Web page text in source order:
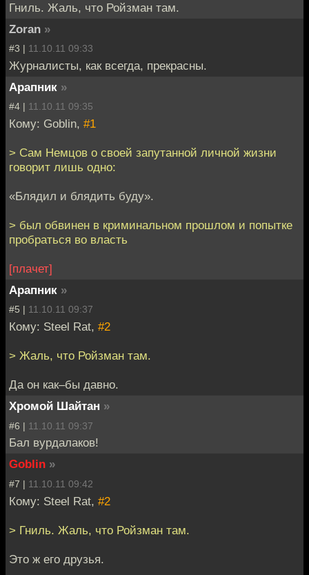
Гниль. Жаль, что Ройзман там.
Zoran »
#3 | 11.10.11 09:33
Журналисты, как всегда, прекрасны.
Арапник »
#4 | 11.10.11 09:35
Кому: Goblin, #1
> Сам Немцов о своей запутанной личной жизни
говорит лишь одно:
«Блядил и блядить буду».
> был обвинен в криминальном прошлом и попытке
пробраться во власть
[плачет]
Арапник »
#5 | 11.10.11 09:37
Кому: Steel Rat, #2
> Жаль, что Ройзман там.
Да он как–бы давно.
Хромой Шайтан »
#6 | 11.10.11 09:37
Бал вурдалаков!
Goblin »
#7 | 11.10.11 09:42
Кому: Steel Rat, #2
> Гниль. Жаль, что Ройзман там.
Это ж его друзья.